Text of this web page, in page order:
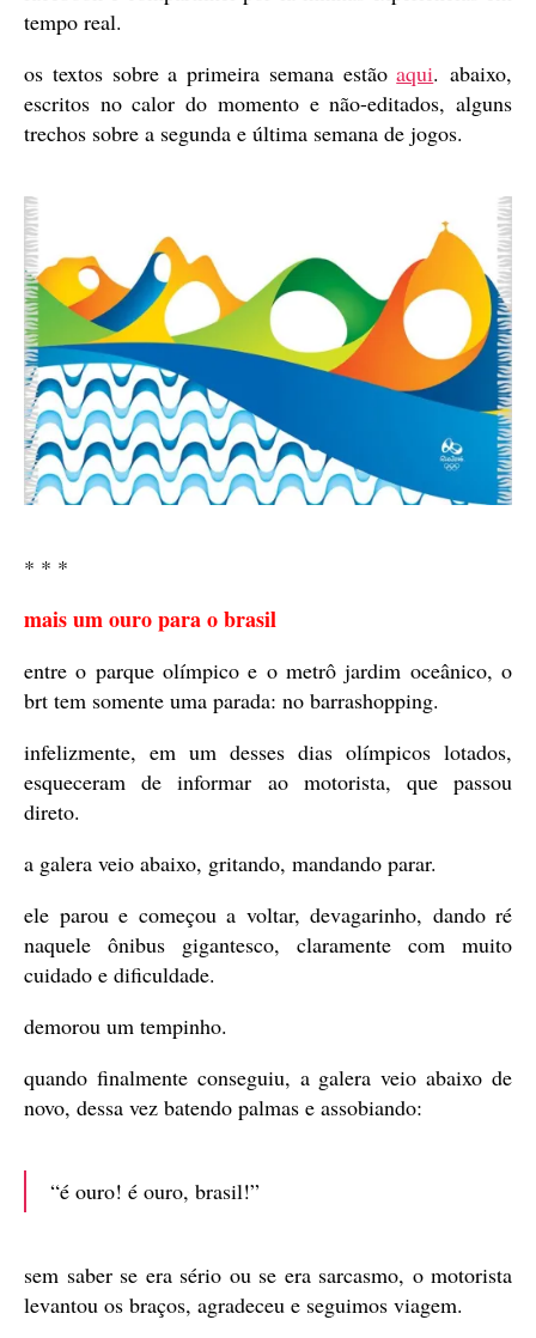
tempo real.
os textos sobre a primeira semana estãoaqui. abaixo,
escritos no calor do momento e não-editados, alguns
trechos sobre a segunda e última semana de jogos.
* * *
mais um ouro para o brasil
entre o parque olímpico e o metrô jardim oceânico, o
brt tem somente uma parada: no barrashopping.
infelizmente, em um desses dias olímpicos lotados,
esqueceram de informar ao motorista, que passou
direto.
a galera veio abaixo, gritando, mandando parar.
ele parou e começou a voltar, devagarinho, dando ré
naquele ônibus gigantesco, claramente com muito
cuidado e dificuldade.
demorou um tempinho.
quando finalmente conseguiu, a galera veio abaixo de
novo, dessa vez batendo palmas e assobiando:
“é ouro! é ouro, brasil!”
sem saber se era sério ou se era sarcasmo, o motorista
levantou os braços, agradeceu e seguimos viagem.